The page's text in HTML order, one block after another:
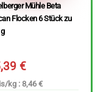
Mühle Beta
Flocken 6 Stück zu
€
kg : 8,46 €